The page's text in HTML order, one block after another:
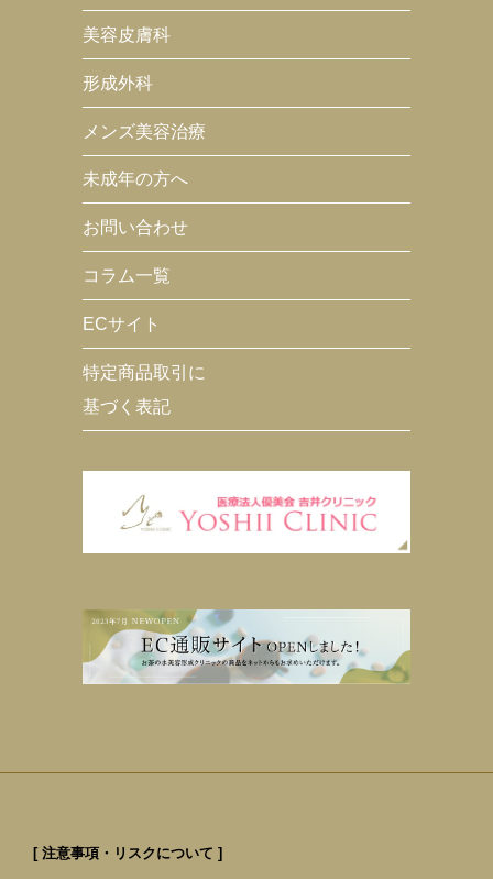
美容皮膚科
形成外科
メンズ美容治療
未成年の方へ
お問い合わせ
コラム一覧
ECサイト
特定商品取引に
基づく表記
[ 注意事項・リスクについて ]